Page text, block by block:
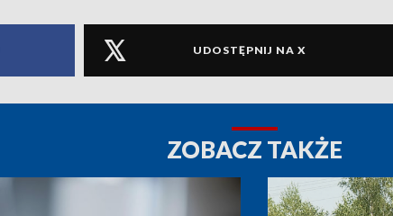
UDOSTĘPNIJ NA X
ZOBACZ TAKŻE